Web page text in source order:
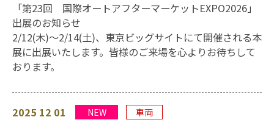
「第23回 国際オートアフターマーケットEXPO2026」
出展のお知らせ
2/12(木)～2/14(土)、東京ビッグサイトにて開催される本
展に出展いたします。皆様のご来場を心よりお待ちして
おります。
2025 12 01 NEW 車両